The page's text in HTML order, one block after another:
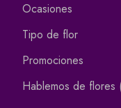
Ocasiones
Tipo de flor
Promociones
Hablemos de flores